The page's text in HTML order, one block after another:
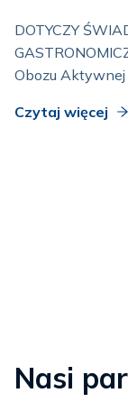
DOTYCZY
Obozu Aktywnej
Czytaj więcej
Nasi